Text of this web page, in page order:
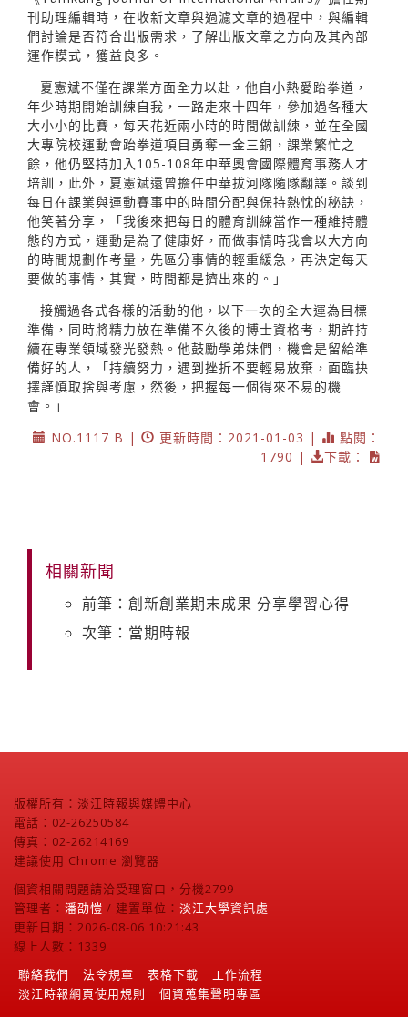
刊助理編輯時，在收新文章與過濾文章的過程中，與編輯
們討論是否符合出版需求，了解出版文章之方向及其內部
運作模式，獲益良多。
夏憲斌不僅在課業方面全力以赴，他自小熱愛跆拳道，
年少時期開始訓練自我，一路走來十四年，參加過各種大
大小小的比賽，每天花近兩小時的時間做訓練，並在全國
大專院校運動會跆拳道項目勇奪一金三銅，課業繁忙之
餘，他仍堅持加入105-108年中華奧會國際體育事務人才
培訓，此外，夏憲斌還曾擔任中華拔河隊隨隊翻譯。談到
每日在課業與運動賽事中的時間分配與保持熱忱的秘訣，
他笑著分享，「我後來把每日的體育訓練當作一種維持體
態的方式，運動是為了健康好，而做事情時我會以大方向
的時間規劃作考量，先區分事情的輕重緩急，再決定每天
要做的事情，其實，時間都是擠出來的。」
接觸過各式各樣的活動的他，以下一次的全大運為目標
準備，同時將精力放在準備不久後的博士資格考，期許持
續在專業領域發光發熱。他鼓勵學弟妹們，機會是留給準
備好的人，「持續努力，遇到挫折不要輕易放棄，面臨抉
擇謹慎取捨與考慮，然後，把握每一個得來不易的機
會。」
NO.1117 B |
更新時間：2021-01-03 |
點閱：
1790 |
下載：
相關新聞
前筆：創新創業期末成果 分享學習心得
次筆：當期時報
版權所有：淡江時報與媒體中心
電話：02-26250584
傳真：02-26214169
建議使用 Chrome 瀏覽器
個資相關問題請洽受理窗口，分機2799
管理者： 潘劭愷 / 建置單位： 淡江大學資訊處
更新日期：2026-08-06 10:21:43
線上人數：1339
聯絡我們
法令規章 表格下載
工作流程
淡江時報網頁使用規則
個資蒐集聲明專區